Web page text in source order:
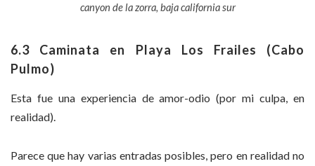
canyon de la zorra, baja california sur
6.3 Caminata en Playa Los Frailes (Cabo
Pulmo)
Esta fue una experiencia de amor-odio (por mi culpa, en
realidad).
Parece que hay varias entradas posibles, pero en realidad no